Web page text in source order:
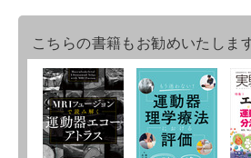
こちらの書籍もお勧めいたしま